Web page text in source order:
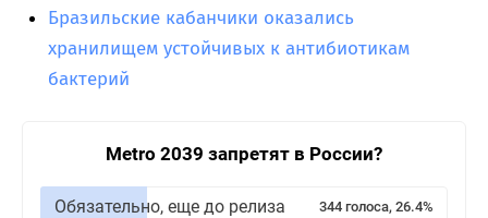
Бразильские кабанчики оказались
хранилищем устойчивых к антибиотикам
бактерий
Metro 2039 запретят в России?
Обязательно, еще до релиза 344 голоса, 26.4%